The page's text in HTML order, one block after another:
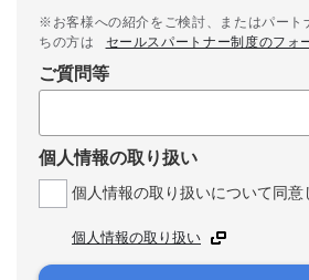
※お客様への紹介をご検討、またはパート
ちの方は
セールスパートナー制度のフォ
ご質問等
個人情報の取り扱い
個人情報の取り扱いについて同意
個人情報の取り扱い